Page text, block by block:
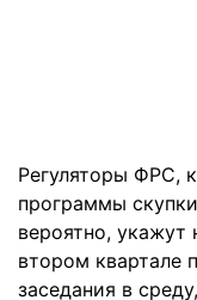
Регуляторы ФРС,
программы
вероятно, укажут
втором квартале
заседания в